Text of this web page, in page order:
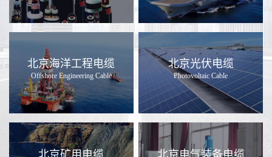
北京海洋工程电缆
Offshore Engineering Cable
北京光伏电缆
Photovoltaic Cable
北京矿用电缆 北京电气装备电缆